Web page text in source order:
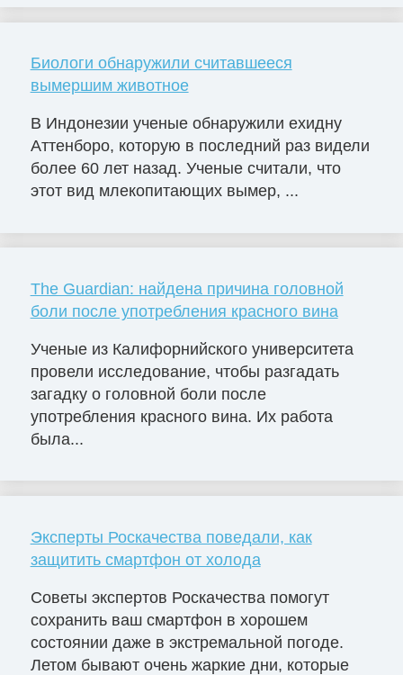
Биологи обнаружили считавшееся
вымершим животное
В Индонезии ученые обнаружили ехидну
Аттенборо, которую в последний раз видели
более 60 лет назад. Ученые считали, что
этот вид млекопитающих вымер, ...
The Guardian: найдена причина головной
боли после употребления красного вина
Ученые из Калифорнийского университета
провели исследование, чтобы разгадать
загадку о головной боли после
употребления красного вина. Их работа
была...
Эксперты Роскачества поведали, как
защитить смартфон от холода
Советы экспертов Роскачества помогут
сохранить ваш смартфон в хорошем
состоянии даже в экстремальной погоде.
Летом бывают очень жаркие дни, которые